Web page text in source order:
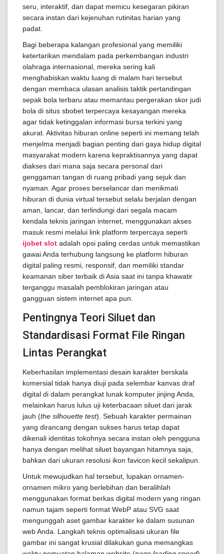
seru, interaktif, dan dapat memicu kesegaran pikiran
secara instan dari kejenuhan rutinitas harian yang
padat.
Bagi beberapa kalangan profesional yang memiliki
ketertarikan mendalam pada perkembangan industri
olahraga internasional, mereka sering kali
menghabiskan waktu luang di malam hari tersebut
dengan membaca ulasan analisis taktik pertandingan
sepak bola terbaru atau memantau pergerakan skor judi
bola di situs sbobet terpercaya kesayangan mereka
agar tidak ketinggalan informasi bursa terkini yang
akurat. Aktivitas hiburan online seperti ini memang telah
menjelma menjadi bagian penting dari gaya hidup digital
masyarakat modern karena kepraktisannya yang dapat
diakses dari mana saja secara personal dari
genggaman tangan di ruang pribadi yang sejuk dan
nyaman. Agar proses berselancar dan menikmati
hiburan di dunia virtual tersebut selalu berjalan dengan
aman, lancar, dan terlindungi dari segala macam
kendala teknis jaringan internet, menggunakan akses
masuk resmi melalui link platform terpercaya seperti
ijobet slot adalah opsi paling cerdas untuk memastikan
gawai Anda terhubung langsung ke platform hiburan
digital paling resmi, responsif, dan memiliki standar
keamanan siber terbaik di Asia saat ini tanpa khawatir
terganggu masalah pemblokiran jaringan atau
gangguan sistem internet apa pun.
Pentingnya Teori Siluet dan
Standardisasi Format File Ringan
Lintas Perangkat
Keberhasilan implementasi desain karakter berskala
komersial tidak hanya diuji pada selembar kanvas draf
digital di dalam perangkat lunak komputer jinjing Anda,
melainkan harus lulus uji keterbacaan siluet dari jarak
jauh (the silhouette test). Sebuah karakter permainan
yang dirancang dengan sukses harus tetap dapat
dikenali identitas tokohnya secara instan oleh pengguna
hanya dengan melihat siluet bayangan hitamnya saja,
bahkan dari ukuran resolusi ikon favicon kecil sekalipun.
Untuk mewujudkan hal tersebut, lupakan ornamen-
ornamen mikro yang berlebihan dan beralihlah
menggunakan format berkas digital modern yang ringan
namun tajam seperti format WebP atau SVG saat
mengunggah aset gambar karakter ke dalam susunan
web Anda. Langkah teknis optimalisasi ukuran file
gambar ini sangat krusial dilakukan guna memangkas